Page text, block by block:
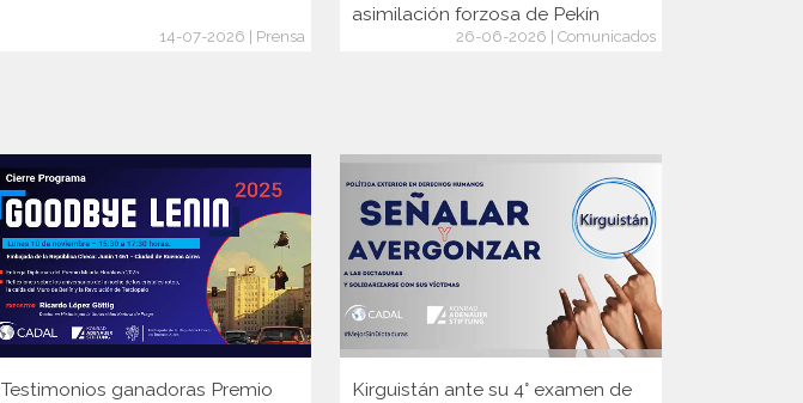
14-07-2026 | Prensa
asimilación forzosa de Pekín
26-06-2026 | Comunicados
Testimonios ganadoras Premio
Kirguistán ante su 4° examen de